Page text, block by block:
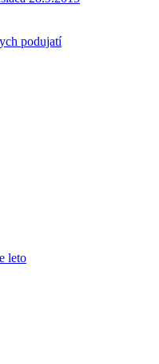
podujatí
leto